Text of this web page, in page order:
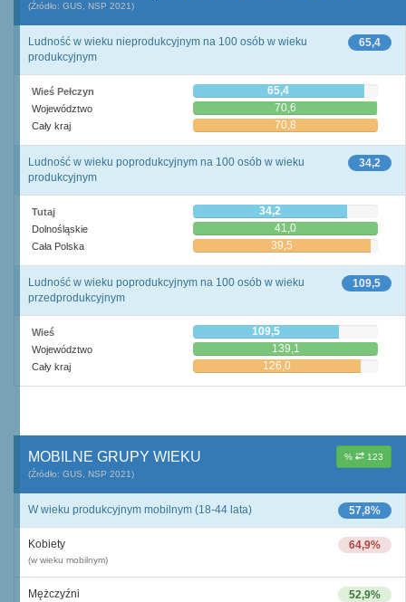
(Źródło: GUS, NSP 2021)
65,4
Ludność w wieku nieprodukcyjnym na 100 osób w wieku
produkcyjnym
Wieś Pełczyn 65,4
Województwo 70,6
Cały kraj 70,8
34,2
Ludność w wieku poprodukcyjnym na 100 osób w wieku
produkcyjnym
Tutaj 34,2
Dolnośląskie 41,0
Cała Polska 39,5
109,5
Ludność w wieku poprodukcyjnym na 100 osób w wieku
przedprodukcyjnym
Wieś 109,5
Województwo 139,1
Cały kraj 126,0
% 123
MOBILNE GRUPY WIEKU
(Źródło: GUS, NSP 2021)
57,8%
W wieku produkcyjnym mobilnym (18-44 lata)
64,9%
Kobiety
(w wieku mobilnym)
52,9%
Mężczyźni